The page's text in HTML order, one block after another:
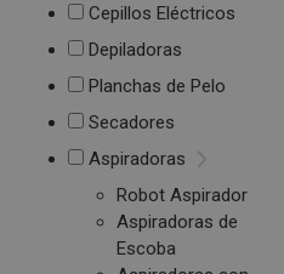
Cepillos Eléctricos
Depiladoras
Planchas de Pelo
Secadores
Aspiradoras
Robot Aspirador
Aspiradoras de
Escoba